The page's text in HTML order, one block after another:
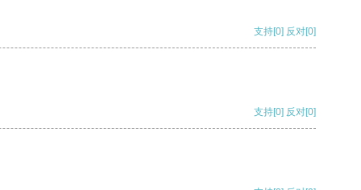
支持[0] 反对[0]
支持[0] 反对[0]